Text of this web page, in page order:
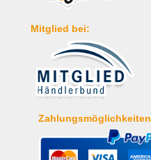
Mitglied bei:
Zahlungsmöglichkeiten